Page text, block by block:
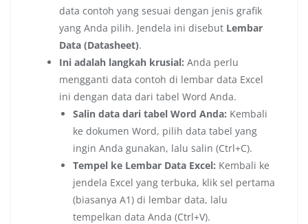
data contoh yang sesuai dengan jenis grafik
yang Anda pilih. Jendela ini disebut Lembar
Data (Datasheet).
Ini adalah langkah krusial: Anda perlu
mengganti data contoh di lembar data Excel
ini dengan data dari tabel Word Anda.
Salin data dari tabel Word Anda: Kembali
ke dokumen Word, pilih data tabel yang
ingin Anda gunakan, lalu salin (Ctrl+C).
Tempel ke Lembar Data Excel: Kembali ke
jendela Excel yang terbuka, klik sel pertama
(biasanya A1) di lembar data, lalu
tempelkan data Anda (Ctrl+V).